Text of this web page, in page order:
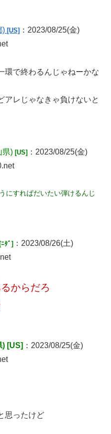
) [US] ：2023/08/25(金)
環で終わるんじゃねーかな
アレじゃなきゃ負けないと
県) [US] ：2023/08/25(金)
にすればだいたい弾けるんじ
[ﾆﾀﾞ] ：2023/08/26(土)
からだろ
) [US] ：2023/08/25(金)
思ったけど